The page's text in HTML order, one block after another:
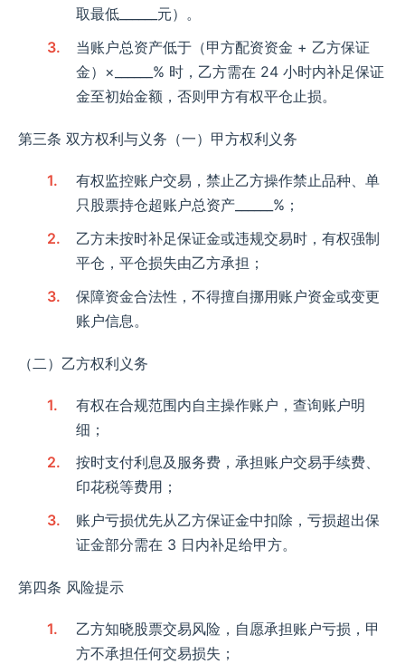
取最低______元）。​
当账户总资产低于（甲方配资资金 + 乙方保证
金）×______% 时，乙方需在 24 小时内补足保证
金至初始金额，否则甲方有权平仓止损。​
第三条 双方权利与义务​ （一）甲方权利义务​
有权监控账户交易，禁止乙方操作禁止品种、单
只股票持仓超账户总资产______%；​
乙方未按时补足保证金或违规交易时，有权强制
平仓，平仓损失由乙方承担；​
保障资金合法性，不得擅自挪用账户资金或变更
账户信息。​
（二）乙方权利义务​
有权在合规范围内自主操作账户，查询账户明
细；​
按时支付利息及服务费，承担账户交易手续费、
印花税等费用；​
账户亏损优先从乙方保证金中扣除，亏损超出保
证金部分需在 3 日内补足给甲方。​
第四条 风险提示​
乙方知晓股票交易风险，自愿承担账户亏损，甲
方不承担任何交易损失；​